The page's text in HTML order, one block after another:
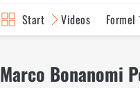
Start Videos Formel
Marco Bonanomi